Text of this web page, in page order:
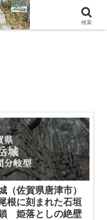
そ。
（佐賀県唐津市）
根に刻まれた石垣
姫落としの絶壁
検索